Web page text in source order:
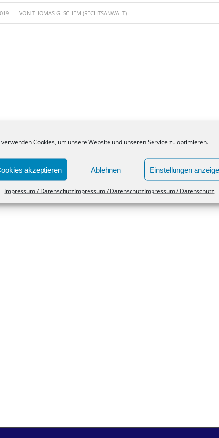
verwenden Cookies, um unsere Website und unseren Service zu optimieren.
akzeptieren Ablehnen Einstellungen
Impressum / DatenschutzImpressum / DatenschutzImpressum / Datenschutz
VONTHOMAS G. SCHEM (RECHTSANWALT)